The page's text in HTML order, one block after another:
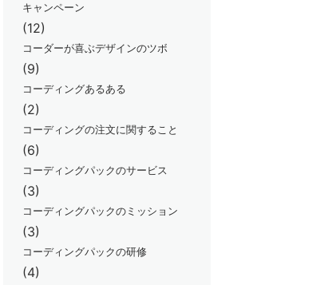
キャンペーン
(12)
コーダーが喜ぶデザインのツボ
(9)
コーディングあるある
(2)
コーディングの注文に関すること
(6)
コーディングパックのサービス
(3)
コーディングパックのミッション
(3)
コーディングパックの研修
(4)